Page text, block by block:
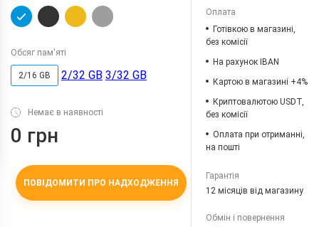
Обсяг пам'яті
2/16 GB 2/32 GB 3/32 GB
Немає в наявності
0 грн
ПОВІДОМИТИ ПРО НАДХОДЖЕННЯ
Оплата
Готівкою в магазині,
без комісії
На рахунок IBAN
Картою в магазині +4%
Криптовалютою USDT,
без комісії
Оплата при отриманні,
на пошті
Гарантія
12 місяців від магазину
Обмін і повернення